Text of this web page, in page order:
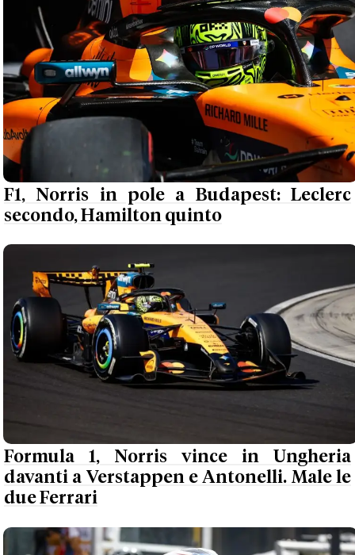
F1, Norris in pole a Budapest: Leclerc
secondo, Hamilton quinto
Formula 1, Norris vince in Ungheria
davanti a Verstappen e Antonelli. Male le
due Ferrari